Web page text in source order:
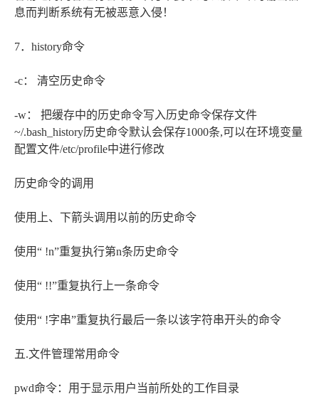
息而判断系统有无被恶意入侵！
7．history命令
-c： 清空历史命令
-w： 把缓存中的历史命令写入历史命令保存文件
~/.bash_history历史命令默认会保存1000条,可以在环境变量
配置文件/etc/profile中进行修改
历史命令的调用
使用上、下箭头调用以前的历史命令
使用“ !n”重复执行第n条历史命令
使用“ !!”重复执行上一条命令
使用“ !字串”重复执行最后一条以该字符串开头的命令
五.文件管理常用命令
pwd命令：用于显示用户当前所处的工作目录